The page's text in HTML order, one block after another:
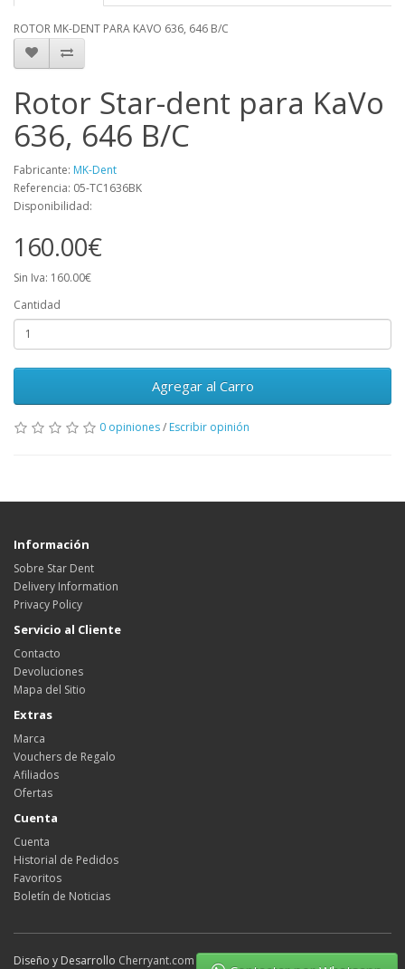
ROTOR MK-DENT PARA KAVO 636, 646 B/C
Rotor Star-dent para KaVo
636, 646 B/C
Fabricante: MK-Dent
Referencia: 05-TC1636BK
Disponibilidad:
160.00€
Sin Iva: 160.00€
Cantidad
Agregar al Carro
0 opiniones/ Escribir opinión
Información
Sobre Star Dent
Delivery Information
Privacy Policy
Servicio al Cliente
Contacto
Devoluciones
Mapa del Sitio
Extras
Marca
Vouchers de Regalo
Afiliados
Ofertas
Cuenta
Cuenta
Historial de Pedidos
Favoritos
Boletín de Noticias
Diseño y Desarrollo Cherryant.com